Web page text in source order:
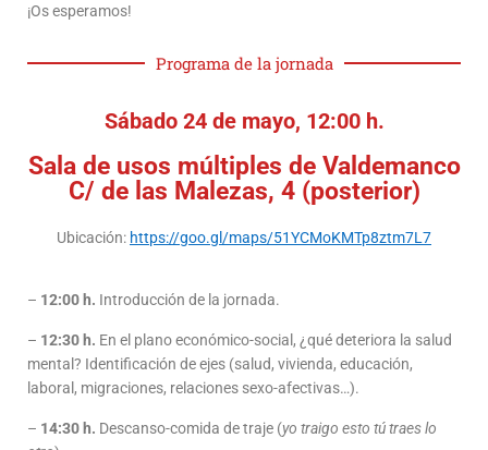
¡Os esperamos!
Programa de la jornada
Sábado 24 de mayo, 12:00 h.
Sala de usos múltiples de Valdemanco
C/ de las Malezas, 4 (posterior)
Ubicación: https://goo.gl/maps/51YCMoKMTp8ztm7L7
– 12:00 h. Introducción de la jornada.
– 12:30 h. En el plano económico-social, ¿qué deteriora la salud
mental? Identificación de ejes (salud, vivienda, educación,
laboral, migraciones, relaciones sexo-afectivas…).
– 14:30 h. Descanso-comida de traje (yo traigo esto tú traes lo